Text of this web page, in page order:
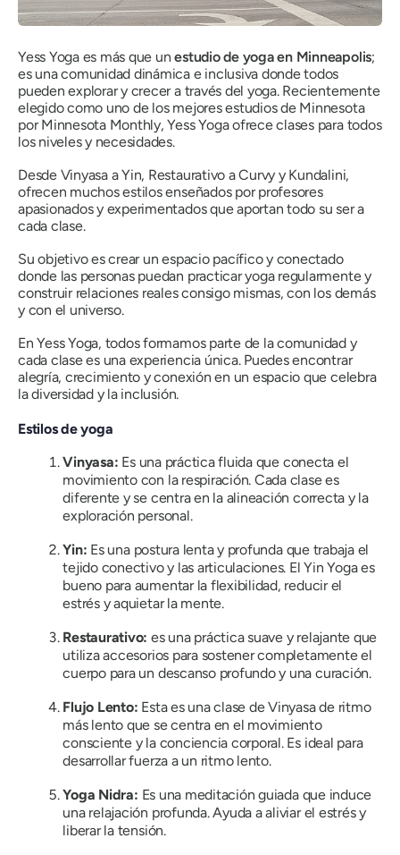
Yess Yoga es más que unestudio de yoga en Minneapolis;
es una comunidad dinámica e inclusiva donde todos
pueden explorar y crecer a través del yoga. Recientemente
elegido como uno de los mejores estudios de Minnesota
por Minnesota Monthly, Yess Yoga ofrece clases para todos
los niveles y necesidades.
Desde Vinyasa a Yin, Restaurativo a Curvy y Kundalini,
ofrecen muchos estilos enseñados por profesores
apasionados y experimentados que aportan todo su ser a
cada clase.
Su objetivo es crear un espacio pacífico y conectado
donde las personas puedan practicar yoga regularmente y
construir relaciones reales consigo mismas, con los demás
y con el universo.
En Yess Yoga, todos formamos parte de la comunidad y
cada clase es una experiencia única. Puedes encontrar
alegría, crecimiento y conexión en un espacio que celebra
la diversidad y la inclusión.
Estilos de yoga
Vinyasa: Es una práctica fluida que conecta el
movimiento con la respiración. Cada clase es
diferente y se centra en la alineación correcta y la
exploración personal.
Yin: Es una postura lenta y profunda que trabaja el
tejido conectivo y las articulaciones. El Yin Yoga es
bueno para aumentar la flexibilidad, reducir el
estrés y aquietar la mente.
Restaurativo: es una práctica suave y relajante que
utiliza accesorios para sostener completamente el
cuerpo para un descanso profundo y una curación.
Flujo Lento: Esta es una clase de Vinyasa de ritmo
más lento que se centra en el movimiento
consciente y la conciencia corporal. Es ideal para
desarrollar fuerza a un ritmo lento.
Yoga Nidra: Es una meditación guiada que induce
una relajación profunda. Ayuda a aliviar el estrés y
liberar la tensión.